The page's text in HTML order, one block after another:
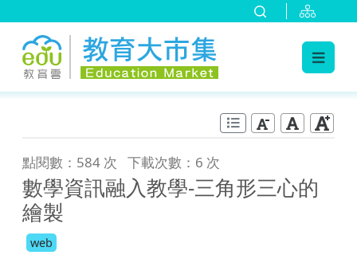
點閱數：584 次 下載次數：6 次
數學資訊融入教學-三角形三心的
繪製
web